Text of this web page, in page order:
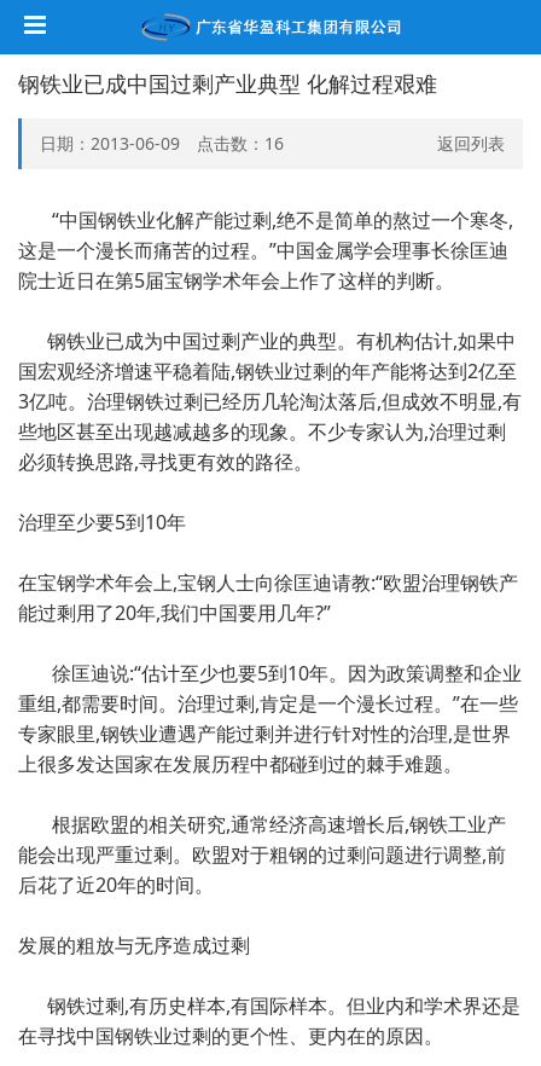
钢铁业已成中国过剩产业典型 化解过程艰难
日期：2013-06-09 点击数： 16 返回列表
“中国钢铁业化解产能过剩,绝不是简单的熬过一个寒冬,
这是一个漫长而痛苦的过程。”中国金属学会理事长徐匡迪
院士近日在第5届宝钢学术年会上作了这样的判断。
钢铁业已成为中国过剩产业的典型。有机构估计,如果中
国宏观经济增速平稳着陆,钢铁业过剩的年产能将达到2亿至
3亿吨。治理钢铁过剩已经历几轮淘汰落后,但成效不明显,有
些地区甚至出现越减越多的现象。不少专家认为,治理过剩
必须转换思路,寻找更有效的路径。
治理至少要5到10年
在宝钢学术年会上,宝钢人士向徐匡迪请教:“欧盟治理钢铁产
能过剩用了20年,我们中国要用几年?”
徐匡迪说:“估计至少也要5到10年。因为政策调整和企业
重组,都需要时间。治理过剩,肯定是一个漫长过程。”在一些
专家眼里,钢铁业遭遇产能过剩并进行针对性的治理,是世界
上很多发达国家在发展历程中都碰到过的棘手难题。
根据欧盟的相关研究,通常经济高速增长后,钢铁工业产
能会出现严重过剩。欧盟对于粗钢的过剩问题进行调整,前
后花了近20年的时间。
发展的粗放与无序造成过剩
钢铁过剩,有历史样本,有国际样本。但业内和学术界还是
在寻找中国钢铁业过剩的更个性、更内在的原因。